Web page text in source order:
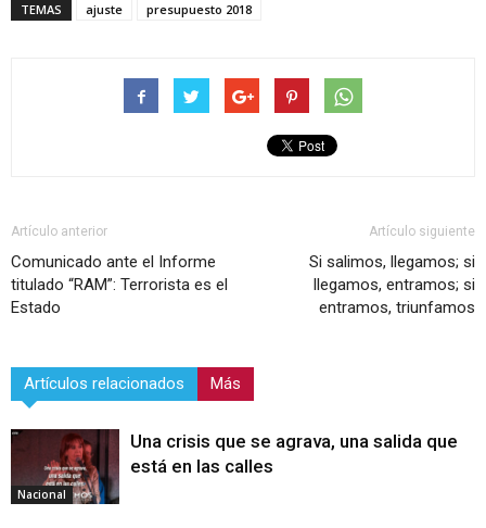
TEMAS ajuste presupuesto 2018
Artículo anterior
Comunicado ante el Informe
titulado “RAM”: Terrorista es el
Estado
Artículo siguiente
Si salimos, llegamos; si
llegamos, entramos; si
entramos, triunfamos
Artículos relacionados Más
Nacional
Una crisis que se agrava, una salida que
está en las calles